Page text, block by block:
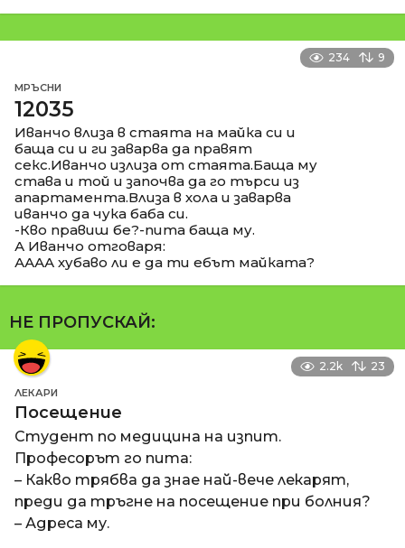
234 9
МРЪСНИ
12035
Иванчо влиза в стаята на майка си и
баща си и ги заварва да правят
секс.Иванчо излиза от стаята.Баща му
става и той и започва да го търси из
апартамента.Влиза в хола и заварва
иванчо да чука баба си.
-Кво правиш бе?-пита баща му.
А Иванчо отговаря:
АААА хубаво ли е да ти ебът майката?
НЕ ПРОПУСКАЙ:
2.2k 23
ЛЕКАРИ
Посещение
Студент по медицина на изпит.
Професорът го пита:
– Какво трябва да знае най-вече лекарят,
преди да тръгне на посещение при болния?
– Адреса му.